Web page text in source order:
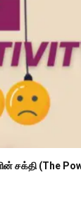
சக்தி (The